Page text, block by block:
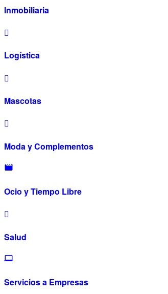
Inmobiliaria
Logística
Mascotas
Moda y Complementos
Ocio y Tiempo Libre
Salud
Servicios a Empresas